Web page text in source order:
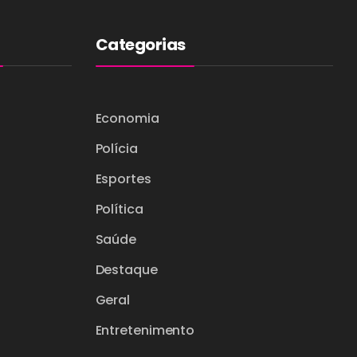
Categorias
Economia
Polícia
Esportes
Política
Saúde
Destaque
Geral
Entretenimento